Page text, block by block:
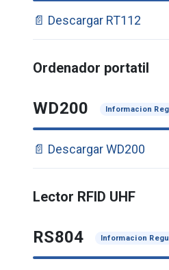
📄 Descargar RT112
Ordenador portatil
WD200 Informacion
📄 Descargar WD200
Lector RFID UHF
RS804 Informacion